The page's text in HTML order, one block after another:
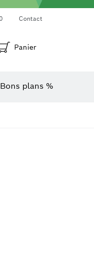
Contact
Panier
Bons plans %